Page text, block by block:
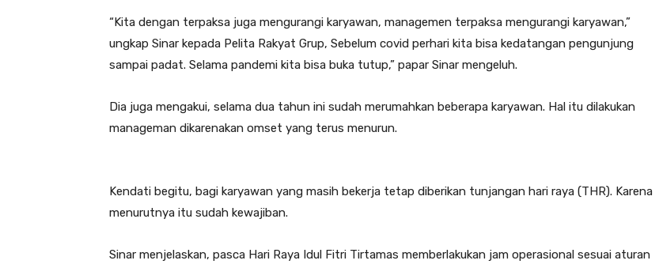
“Kita dengan terpaksa juga mengurangi karyawan, managemen terpaksa mengurangi karyawan,”
ungkap Sinar kepada Pelita Rakyat Grup, Sebelum covid perhari kita bisa kedatangan pengunjung
sampai padat. Selama pandemi kita bisa buka tutup,” papar Sinar mengeluh.
Dia juga mengakui, selama dua tahun ini sudah merumahkan beberapa karyawan. Hal itu dilakukan
manageman dikarenakan omset yang terus menurun.
Kendati begitu, bagi karyawan yang masih bekerja tetap diberikan tunjangan hari raya (THR). Karena
menurutnya itu sudah kewajiban.
Sinar menjelaskan, pasca Hari Raya Idul Fitri Tirtamas memberlakukan jam operasional sesuai aturan